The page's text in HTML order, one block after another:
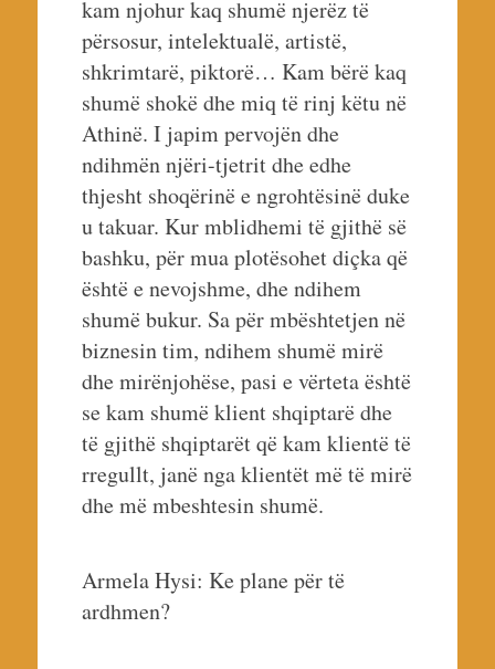
kam njohur kaq shumë njerëz të
përsosur, intelektualë, artistë,
shkrimtarë, piktorë… Kam bërë kaq
shumë shokë dhe miq të rinj këtu në
Athinë. I japim pervojën dhe
ndihmën njëri-tjetrit dhe edhe
thjesht shoqërinë e ngrohtësinë duke
u takuar. Kur mblidhemi të gjithë së
bashku, për mua plotësohet diçka që
është e nevojshme, dhe ndihem
shumë bukur. Sa për mbështetjen në
biznesin tim, ndihem shumë mirë
dhe mirënjohëse, pasi e vërteta është
se kam shumë klient shqiptarë dhe
të gjithë shqiptarët që kam klientë të
rregullt, janë nga klientët më të mirë
dhe më mbeshtesin shumë.
Armela Hysi: Ke plane për të
ardhmen?